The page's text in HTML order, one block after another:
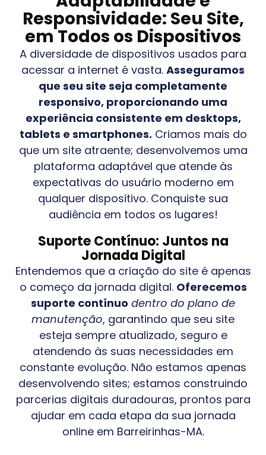
Responsividade: Seu Site,
em Todos os Dispositivos
A diversidade de dispositivos usados para
acessar a internet é vasta. Asseguramos
que seu site seja completamente
responsivo, proporcionando uma
experiência consistente em desktops,
tablets e smartphones. Criamos mais do
que um site atraente; desenvolvemos uma
plataforma adaptável que atende às
expectativas do usuário moderno em
qualquer dispositivo. Conquiste sua
audiência em todos os lugares!
Suporte Contínuo: Juntos na
Jornada Digital
Entendemos que a criação do site é apenas
o começo da jornada digital. Oferecemos
suporte contínuo dentro do plano de
manutenção, garantindo que seu site
esteja sempre atualizado, seguro e
atendendo às suas necessidades em
constante evolução. Não estamos apenas
desenvolvendo sites; estamos construindo
parcerias digitais duradouras, prontos para
ajudar em cada etapa da sua jornada
online em Barreirinhas-MA.